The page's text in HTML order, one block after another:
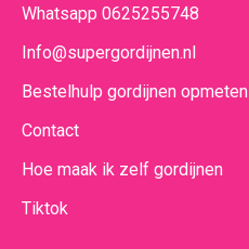
Whatsapp 0625255748
Info@supergordijnen.nl
Bestelhulp gordijnen opmeten
Contact
Hoe maak ik zelf gordijnen
Tiktok